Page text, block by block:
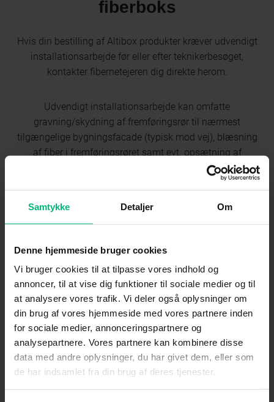
Samtykke Detaljer Om
Denne hjemmeside bruger cookies
Vi bruger cookies til at tilpasse vores indhold og
annoncer, til at vise dig funktioner til sociale medier og til
at analysere vores trafik. Vi deler også oplysninger om
din brug af vores hjemmeside med vores partnere inden
for sociale medier, annonceringspartnere og
analysepartnere. Vores partnere kan kombinere disse
data med andre oplysninger, du har givet dem, eller som
de har indsamlet fra din brug af deres tjenester.
fiberboks
Hvis din bestilling af Altibox produkter kræver udvendigt
installationsarbejde før eller efter teknikerbesøget,
kontakter fibernetejeren dig direkte herom.
Udvendigt installationsarbejde kan omfatte
gravning/skydning af fremføringsrør til nærmest
tilgængelige bygningsfacade (typisk mod vej), blæsning
af fiber i fremføringsrøret samt evt. opsætning af
Hvis din installation undtagelsesvis skulle kræve ekstra
samt prisen herfor. Altibox vil fakturere dig for evt. ekstra
gravning og ekstra fremføringsrør.
Aktivering af forbindelse til
internettet og evt. andre
produkter fra Altibox